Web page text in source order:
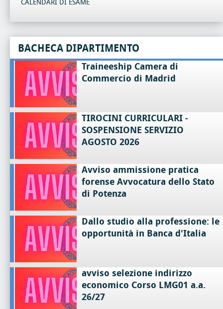
CALENDARI DI ESAME
BACHECA DIPARTIMENTO
Traineeship Camera di
Commercio di Madrid
TIROCINI CURRICULARI -
SOSPENSIONE SERVIZIO
AGOSTO 2026
Avviso ammissione pratica
forense Avvocatura dello Stato
di Potenza
Dallo studio alla professione: le
opportunità in Banca d'Italia
avviso selezione indirizzo
economico Corso LMG01 a.a.
26/27